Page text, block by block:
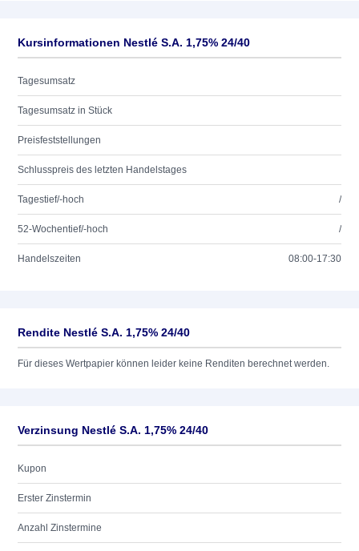
Kursinformationen Nestlé S.A. 1,75% 24/40
Tagesumsatz
Tagesumsatz in Stück
Preisfeststellungen
Schlusspreis des letzten Handelstages
Tagestief/-hoch /
52-Wochentief/-hoch /
Handelszeiten 08:00-17:30
Rendite Nestlé S.A. 1,75% 24/40
Für dieses Wertpapier können leider keine Renditen berechnet werden.
Verzinsung Nestlé S.A. 1,75% 24/40
Kupon
Erster Zinstermin
Anzahl Zinstermine